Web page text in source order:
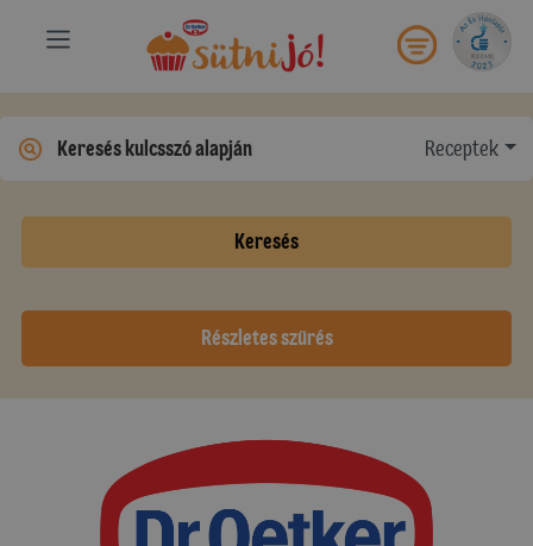
Receptek
Keresés
Részletes szűrés